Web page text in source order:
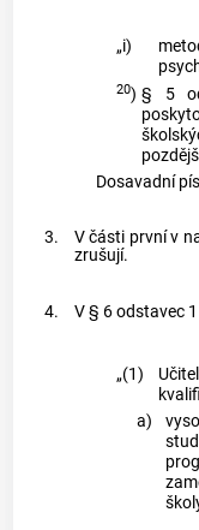
„i)
20) § 5
Dosavadní
3.
V části první v
zrušují.
4. V § 6 odstavec
„(1)
a)